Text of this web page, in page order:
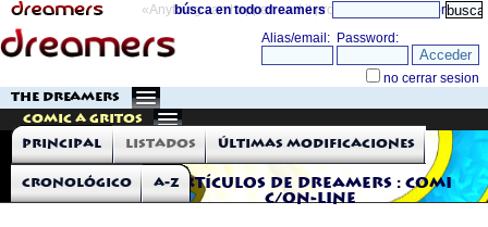
«Anything can happen and it probably will» directorio
búsca en todo dreamers
THE DREAMERS
Comic a Gritos
Artículos de Dreamers : comi
c/on-line
Principal Listados Últimas modificaciones
Cronológico A-Z